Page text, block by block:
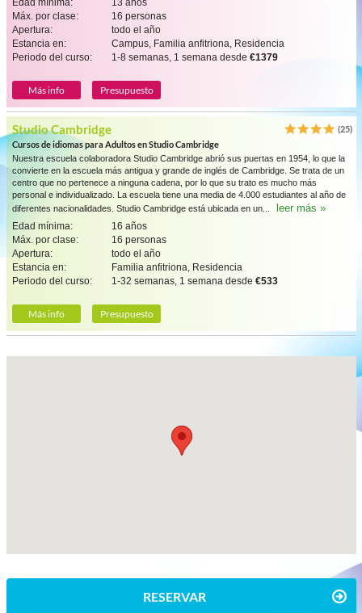
Edad mínima:
13 años
Máx. por clase:
16 personas
Apertura:
todo el año
Estancia en:
Campus, Familia anfitriona, Residencia
Periodo del curso:
1-8 semanas, 1 semana desde €1379
Más info Presupuesto
Studio Cambridge
(25)
Cursos de idiomas para Adultos en Studio Cambridge
Nuestra escuela colaboradora Studio Cambridge abrió sus puertas en 1954, lo que la
convierte en la escuela más antigua y grande de inglés de Cambridge. Se trata de un
centro que no pertenece a ninguna cadena, por lo que su trato es mucho más
personal e individualizado. La escuela tiene una media de 4.000 estudiantes al año de
diferentes nacionalidades. Studio Cambridge está ubicada en un...
leer más »
Edad mínima:
16 años
Máx. por clase:
16 personas
Apertura:
todo el año
Estancia en:
Familia anfitriona, Residencia
Periodo del curso:
1-32 semanas, 1 semana desde €533
Más info Presupuesto
RESERVAR